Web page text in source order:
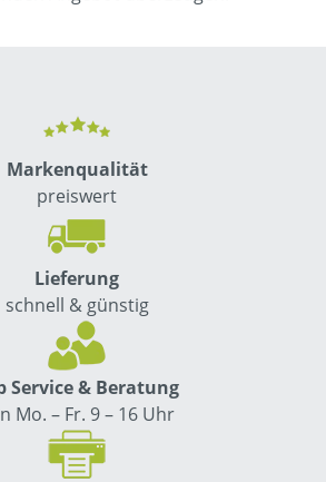
Markenqualität
preiswert
Lieferung
schnell & günstig
Service & Beratung
Mo. – Fr. 9 – 16 Uhr